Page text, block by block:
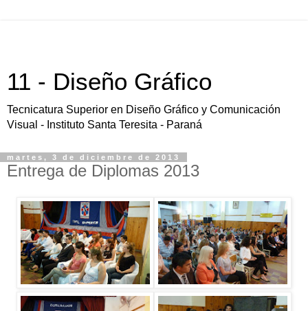
11 - Diseño Gráfico
Tecnicatura Superior en Diseño Gráfico y Comunicación
Visual - Instituto Santa Teresita - Paraná
martes, 3 de diciembre de 2013
Entrega de Diplomas 2013